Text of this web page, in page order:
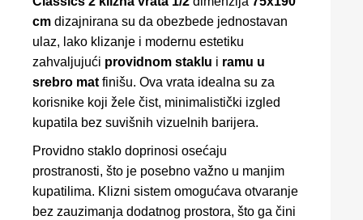
cm dizajnirana su da obezbede jednostavan
ulaz, lako klizanje i modernu estetiku
zahvaljujući providnom staklu i ramu u
srebro mat finišu. Ova vrata idealna su za
korisnike koji žele čist, minimalistički izgled
kupatila bez suvišnih vizuelnih barijera.
Providno staklo doprinosi osećaju
prostranosti, što je posebno važno u manjim
kupatilima. Klizni sistem omogućava otvaranje
bez zauzimanja dodatnog prostora, što ga čini